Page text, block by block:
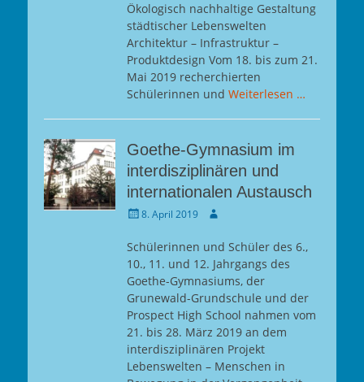
Ökologisch nachhaltige Gestaltung
städtischer Lebenswelten
Architektur – Infrastruktur –
Produktdesign Vom 18. bis zum 21.
Mai 2019 recherchierten
Schülerinnen und Weiterlesen …
Goethe-Gymnasium im
interdisziplinären und
internationalen Austausch
Gepostet
8. April 2019 Autor
Schülerinnen und Schüler des 6.,
10., 11. und 12. Jahrgangs des
Goethe-Gymnasiums, der
Grunewald-Grundschule und der
Prospect High School nahmen vom
21. bis 28. März 2019 an dem
interdisziplinären Projekt
Lebenswelten – Menschen in